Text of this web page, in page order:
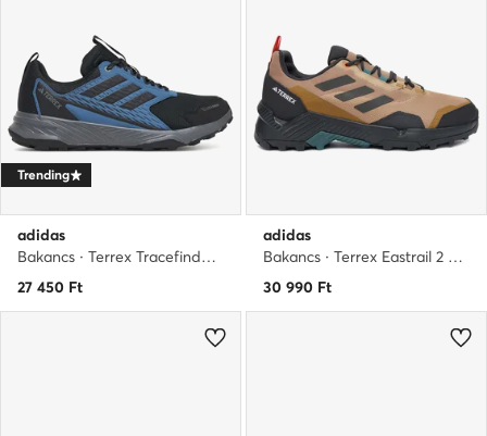
Trending
adidas
Bakancs · Terrex Tracefinder 2 CLIMAPROOF Trail JR7769 · Kék
27 450 Ft
adidas
Bakancs · Terrex Eastrail 2 JR2710 · Barna
30 990 Ft